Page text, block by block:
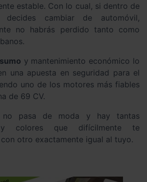
estable. Con lo cual, si dentro de
decides cambiar de automóvil,
no habrás perdido tanto como
y mantenimiento económico lo
una apuesta en seguridad para el
uno de los motores más fiables
de 69 CV.
no pasa de moda y hay tantas
y colores que difícilmente te
otro exactamente igual al tuyo.